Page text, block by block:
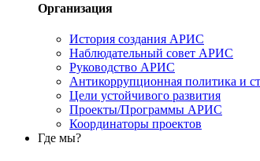
Организация
История создания АРИС
Наблюдательный совет АРИС
Руководство АРИС
Антикоррупционная политика и
Цели устойчивого развития
Проекты/Программы АРИС
Координаторы проектов
Где мы?